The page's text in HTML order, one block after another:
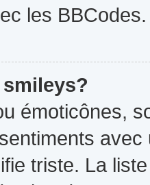
les BBCodes.
émoticônes,
triste. La